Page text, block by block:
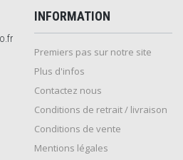
INFORMATION
Premiers pas sur notre site
Plus d'infos
Contactez nous
Conditions de retrait / livraison
Conditions de vente
Mentions légales